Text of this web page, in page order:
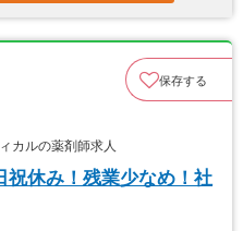
保存する
カルの薬剤師求人
祝休み！残業少なめ！社